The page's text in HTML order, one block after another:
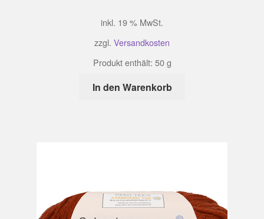
inkl. 19 % MwSt.
zzgl. Versandkosten
Produkt enthält: 50g
In den Warenkorb